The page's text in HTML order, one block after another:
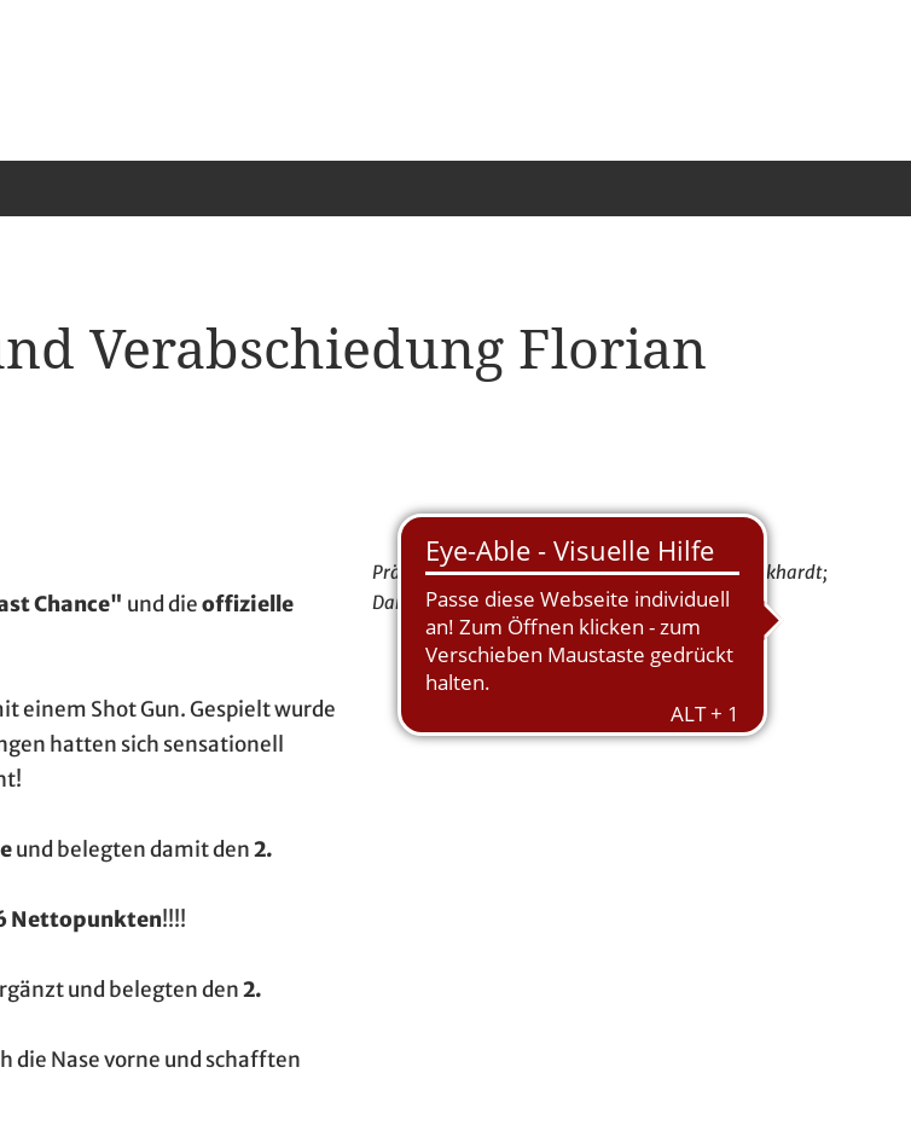
Verabschiedung Florian
Chance" und dieoffizielle
einem Shot Gun. Gespielt wurde
hatten sich sensationell
und belegten damit den2.
Nettopunkten!!!!
und belegten den2.
die Nase vorne und schafften
Präsident Chris Breunig; Ian MacNiven; Ulrich Eckhardt;
Daniel Lord; Florian Rieger u. Detlef Hennings